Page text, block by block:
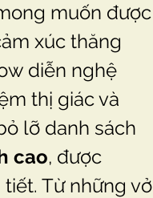
muốn được
xúc thăng
diễn nghệ
thị giác và
cao, được
Từ những vở